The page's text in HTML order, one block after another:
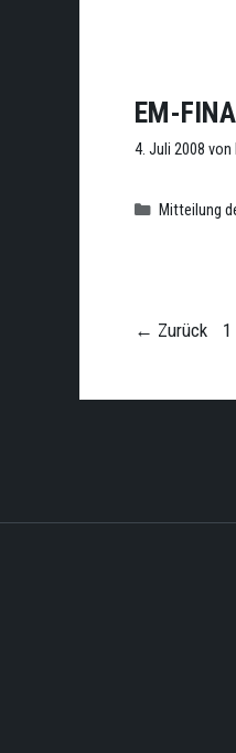
EM-
4. Juli 2008 von
Kategorien
Mitteilung
← Zurück 1